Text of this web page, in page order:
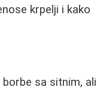
krpelji i kako
sa sitnim, ali